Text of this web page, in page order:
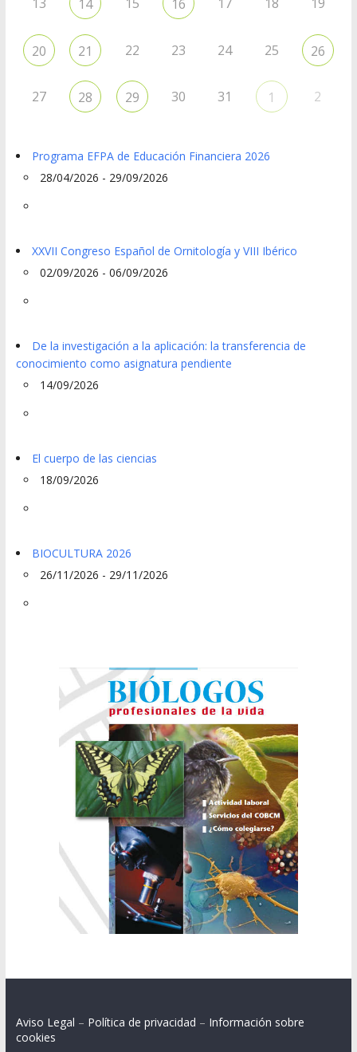
14 16
20 21 22 23 24 25 26
27 28 29 30 31 1 2
Programa EFPA de Educación Financiera 2026
28/04/2026 - 29/09/2026
XXVII Congreso Español de Ornitología y VIII Ibérico
02/09/2026 - 06/09/2026
De la investigación a la aplicación: la transferencia de
conocimiento como asignatura pendiente
14/09/2026
El cuerpo de las ciencias
18/09/2026
BIOCULTURA 2026
26/11/2026 - 29/11/2026
Aviso Legal – Política de privacidad – Información sobre
cookies